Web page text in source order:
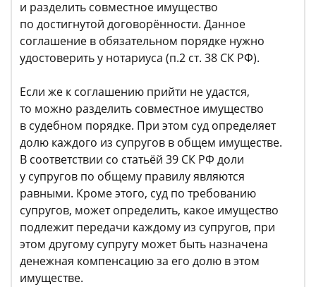
и разделить совместное имущество
по достигнутой договорённости. Данное
соглашение в обязательном порядке нужно
удостоверить у нотариуса (п.2 ст. 38 СК РФ).
Если же к соглашению прийти не удастся,
то можно разделить совместное имущество
в судебном порядке. При этом суд определяет
долю каждого из супругов в общем имуществе.
В соответствии со статьёй 39 СК РФ доли
у супругов по общему правилу являются
равными. Кроме этого, суд по требованию
супругов, может определить, какое имущество
подлежит передачи каждому из супругов, при
этом другому супругу может быть назначена
денежная компенсацию за его долю в этом
имуществе.